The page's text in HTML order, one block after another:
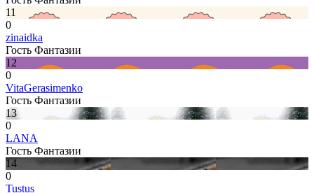
11
0
zinaidka
Гость Фантазии
12
0
VitaGerasimenko
Гость Фантазии
13
0
LANA
Гость Фантазии
14
0
Tustus